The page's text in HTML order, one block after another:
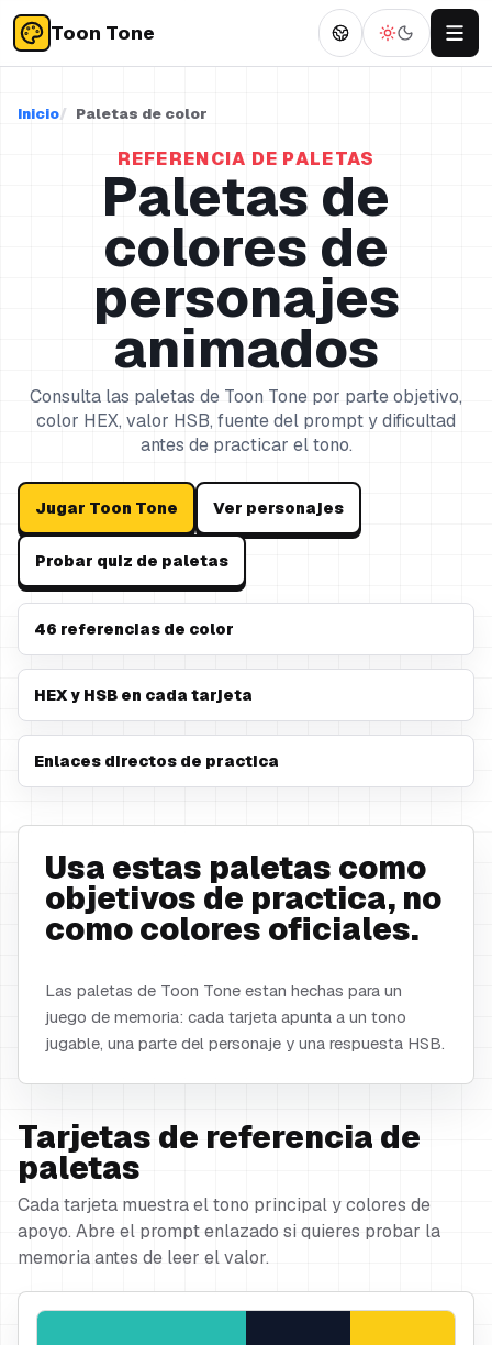
Toon Tone
Inicio Paletas de color
REFERENCIA DE PALETAS
Paletas de
colores de
personajes
animados
Consulta las paletas de Toon Tone por parte objetivo,
color HEX, valor HSB, fuente del prompt y dificultad
antes de practicar el tono.
Jugar Toon Tone Ver personajes
Probar quiz de paletas
46 referencias de color
HEX y HSB en cada tarjeta
Enlaces directos de practica
Usa estas paletas como
objetivos de practica, no
como colores oficiales.
Las paletas de Toon Tone estan hechas para un
juego de memoria: cada tarjeta apunta a un tono
jugable, una parte del personaje y una respuesta HSB.
Tarjetas de referencia de
paletas
Cada tarjeta muestra el tono principal y colores de
apoyo. Abre el prompt enlazado si quieres probar la
memoria antes de leer el valor.